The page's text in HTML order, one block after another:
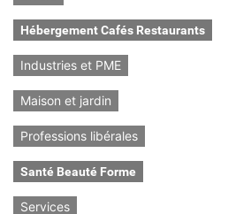
Hébergement Cafés Restaurants
Industries et PME
Maison et jardin
Professions libérales
Santé Beauté Forme
Services